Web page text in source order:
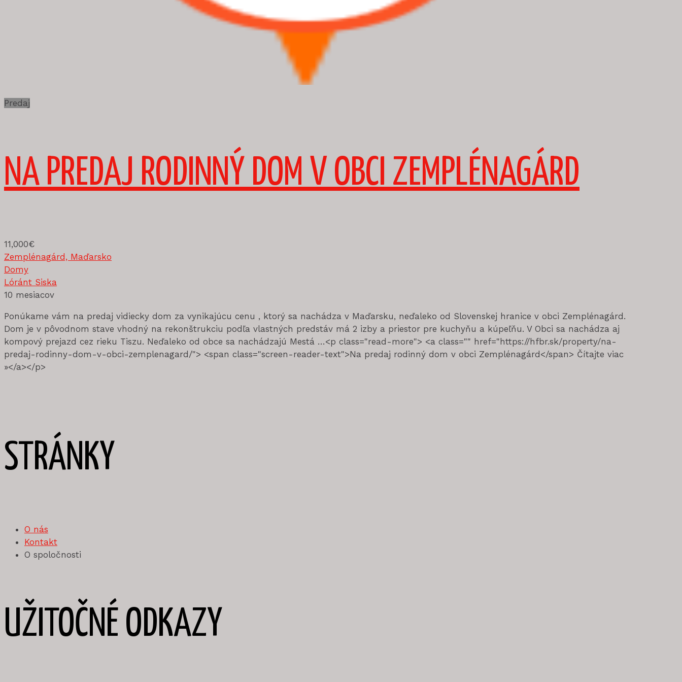
Predaj
NA PREDAJ RODINNÝ DOM V OBCI ZEMPLÉNAGÁRD
11,000€
Zemplénagárd, Maďarsko
Domy
Lóránt Siska
10 mesiacov
Ponúkame vám na predaj vidiecky dom za vynikajúcu cenu , ktorý sa nachádza v Maďarsku, neďaleko od Slovenskej hranice v obci Zemplénagárd.
Dom je v pôvodnom stave vhodný na rekonštrukciu podľa vlastných predstáv má 2 izby a priestor pre kuchyňu a kúpeľňu. V Obci sa nachádza aj
kompový prejazd cez rieku Tiszu. Neďaleko od obce sa nachádzajú Mestá …<p class="read-more"> <a class="" href="https://hfbr.sk/property/na-
predaj-rodinny-dom-v-obci-zemplenagard/"> <span class="screen-reader-text">Na predaj rodinný dom v obci Zemplénagárd</span> Čítajte viac
»</a></p>
STRÁNKY
O nás
Kontakt
O spoločnosti
UŽITOČNÉ ODKAZY